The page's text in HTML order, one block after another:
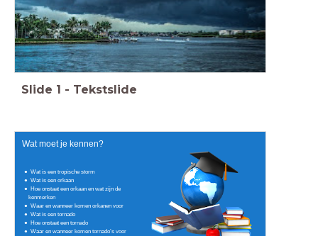
Slide 1 - Tekstslide
Wat moet je kennen?
Wat is een tropische storm
Wat is een orkaan
Hoe onstaat een orkaan en wat zijn de
kenmerken
Waar en wanneer komen orkanen voor
Wat is een tornado
Hoe onstaat een tornado
Waar en wanneer komen tornado’s voor